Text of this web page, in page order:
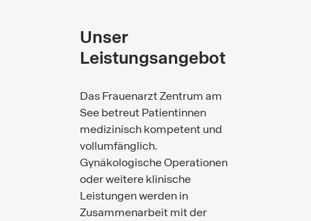
Unser
Leistungsangebot
Das Frauenarzt Zentrum am
See betreut Patientinnen
medizinisch kompetent und
vollumfänglich.
Gynäkologische Operationen
oder weitere klinische
Leistungen werden in
Zusammenarbeit mit der